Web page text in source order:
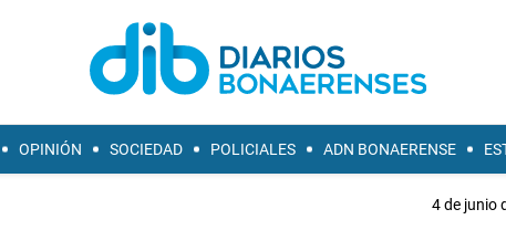
OPINIÓN SOCIEDAD POLICIALES ADN BONAERENSE
4 de junio